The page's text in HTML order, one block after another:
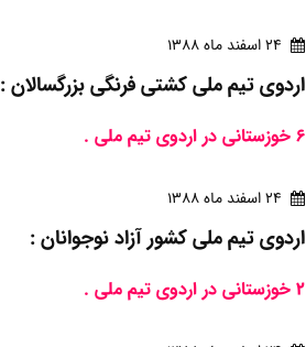
24 اسفند ماه 1388
اردوی تیم ملی کشتی فرنگی بزرگسالان :
6 خوزستانی در اردوی تیم ملی .
24 اسفند ماه 1388
اردوی تیم ملی کشور آزاد نوجوانان :
2 خوزستانی در اردوی تیم ملی .